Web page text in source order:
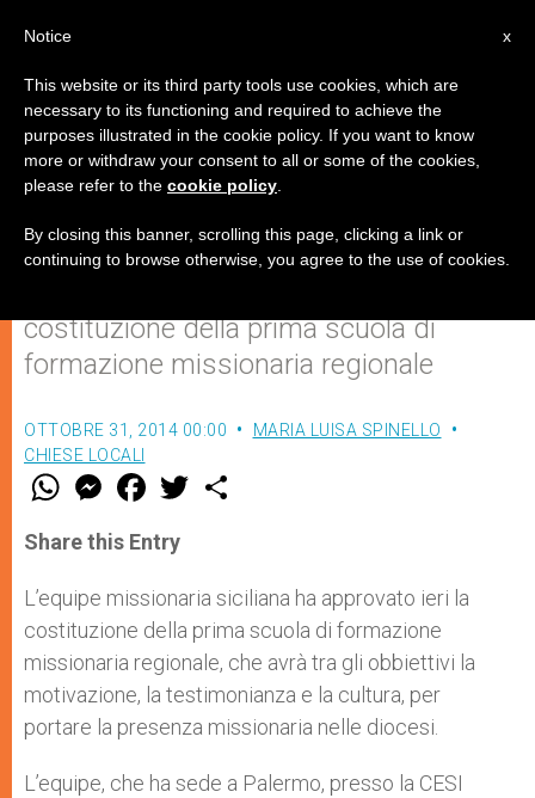
Missio: la Sicilia si prepara al
raduno nazionale
costituzione della prima scuola di
formazione missionaria regionale
OTTOBRE 31, 2014 00:00
MARIA LUISA SPINELLO
CHIESE LOCALI
W
t
s
p
p
M
e
s
e
g
e
r
F
a
e
b
o
k
w
r
Share this Entry
L’equipe missionaria siciliana ha approvato ieri la
costituzione della prima scuola di formazione
missionaria regionale, che avrà tra gli obbiettivi la
motivazione, la testimonianza e la cultura, per
portare la presenza missionaria nelle diocesi.
L’equipe, che ha sede a Palermo, presso la CESI
x
Notice
This website or its third party tools use cookies, which are
necessary to its functioning and required to achieve the
purposes illustrated in the cookie policy. If you want to know
more or withdraw your consent to all or some of the cookies,
please refer to the cookie policy
By closing this banner, scrolling this page, clicking a link or
continuing to browse otherwise, you agree to the use of cookies.